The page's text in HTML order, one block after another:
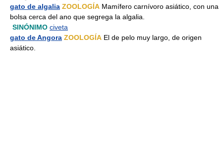
gato de algalia ZOOLOGÍA Mamífero carnívoro asiático, con una
bolsa cerca del ano que segrega la algalia.
SINÓNIMO civeta
gato de Angora ZOOLOGÍA El de pelo muy largo, de origen
asiático.